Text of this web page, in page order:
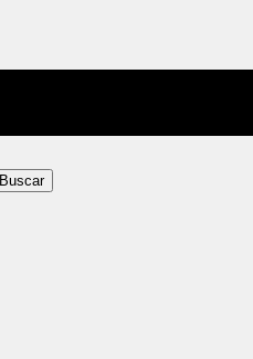
Buscar